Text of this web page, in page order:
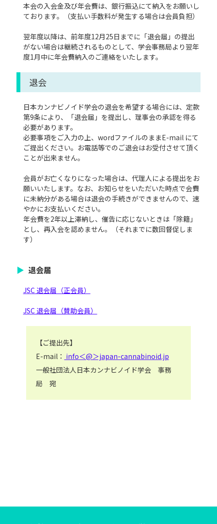
本会の入会金及び年会費は、銀行振込にて納入をお願いし
ております。（支払い手数料が発生する場合は会員負担）
翌年度以降は、前年度12月25日までに「退会届」の提出
がない場合は継続されるものとして、学会事務局より翌年
度1月中に年会費納入のご連絡をいたします。
退会
日本カンナビノイド学会の退会を希望する場合には、定款
第9条により、「退会届」を提出し、理事会の承認を得る
必要があります。
必要事項をご入力の上、wordファイルのままE-mail にて
ご提出ください。お電話等でのご退会はお受付させて頂く
ことが出来ません。
会員がお亡くなりになった場合は、代理人による提出をお
願いいたします。なお、お知らせをいただいた時点で会費
に未納分がある場合は退会の手続きができませんので、速
やかにお支払いください。
年会費を2年以上滞納し、催告に応じないときは「除籍」
とし、再入会を認めません。（それまでに数回督促しま
す）
退会届
JSC 退会届（正会員）
JSC 退会届（賛助会員）
【ご提出先】
E-mail： info＜@＞japan-cannabinoid.jp
一般社団法人日本カンナビノイド学会 事務
局 宛